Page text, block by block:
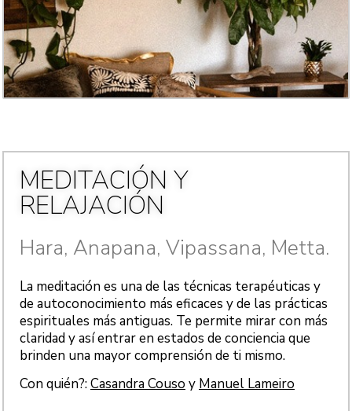
MEDITACIÓN Y
RELAJACIÓN
Hara, Anapana, Vipassana, Metta.
La meditación es una de las técnicas terapéuticas y
de autoconocimiento más eficaces y de las prácticas
espirituales más antiguas. Te permite mirar con más
claridad y así entrar en estados de conciencia que
brinden una mayor comprensión de ti mismo.
Con quién?:Casandra Couso y Manuel Lameiro